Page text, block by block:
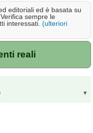
editoriali ed è basata su
sempre le
interessati. (ulteriori
reali
▸